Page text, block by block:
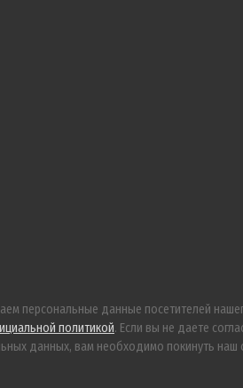
персональные данные посетителей
политикой. Если вы не даете
данных, вам необходимо покинуть наш